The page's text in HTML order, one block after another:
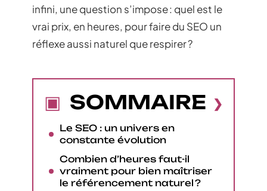
infini, une question s’impose : quel est le
vrai prix, en heures, pour faire du SEO un
réflexe aussi naturel que respirer ?
SOMMAIRE
Le SEO : un univers en
constante évolution
Combien d’heures faut-il
vraiment pour bien maîtriser
le référencement naturel ?